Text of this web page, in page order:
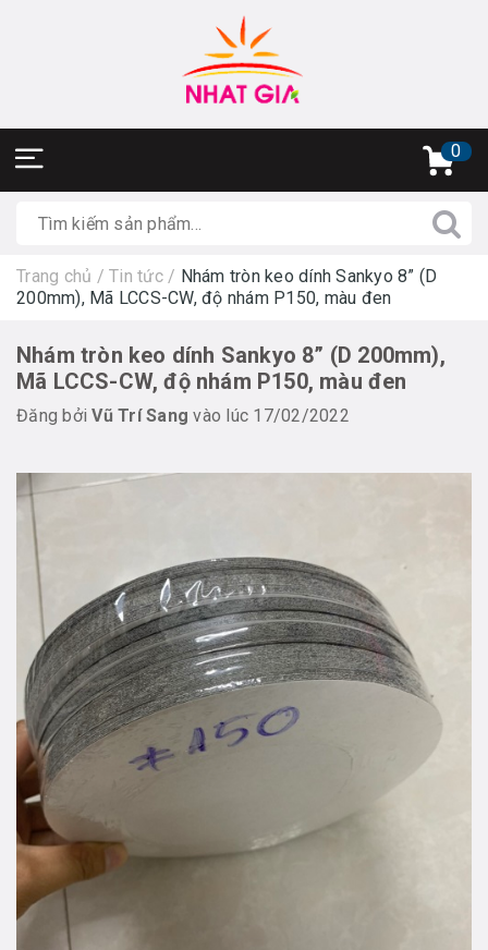
0
Trang chủ / Tin tức / Nhám tròn keo dính Sankyo 8” (D
200mm), Mã LCCS-CW, độ nhám P150, màu đen
Nhám tròn keo dính Sankyo 8” (D 200mm),
Mã LCCS-CW, độ nhám P150, màu đen
Đăng bởiVũ Trí Sang vào lúc 17/02/2022